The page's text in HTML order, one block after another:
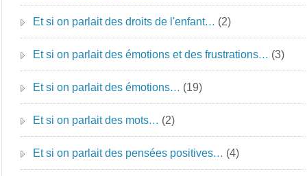
Et si on parlait des droits de l'enfant… (2)
Et si on parlait des émotions et des frustrations… (3)
Et si on parlait des émotions… (19)
Et si on parlait des mots… (2)
Et si on parlait des pensées positives… (4)